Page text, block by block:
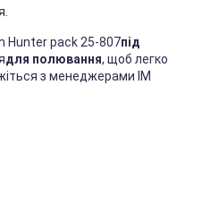
Hunter pack 25-807під
для полювання, щоб легко
з менеджерами ІМ